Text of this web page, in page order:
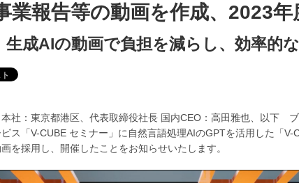
TAIWAN(繁體)
業報告等の動画を作成、2023
生成AIの動画で負担を減らし、効率的
社：東京都港区、代表取締役社長 国内CEO：高田雅也、以下
ス「V-CUBE セミナー」に自然言語処理AIのGPTを活用した「
を採用し、開催したことをお知らせいたします。